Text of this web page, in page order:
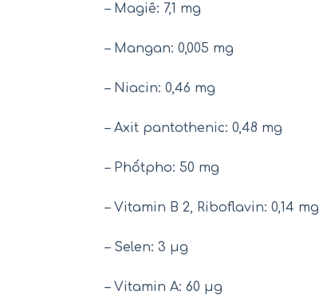
– Magiê: 7,1 mg
– Mangan: 0,005 mg
– Niacin: 0,46 mg
– Axit pantothenic: 0,48 mg
– Phốtpho: 50 mg
– Vitamin B 2, Riboflavin: 0,14 mg
– Selen: 3 μg
– Vitamin A: 60 μg